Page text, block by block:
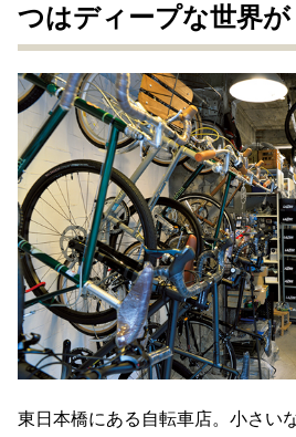
つはディープな世界が
東日本橋にある自転車店。小さい